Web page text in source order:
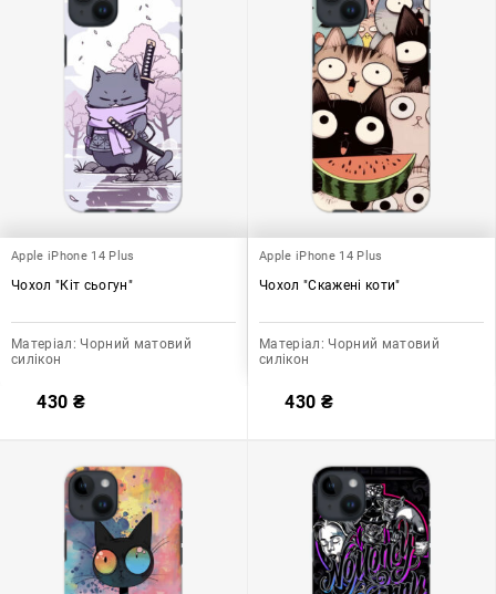
Apple iPhone 14 Plus
Чохол "Кіт сьогун"
Матеріал: Чорний матовий
силікон
430 ₴
Apple iPhone 14 Plus
Чохол "Скажені коти"
Матеріал: Чорний матовий
силікон
430 ₴